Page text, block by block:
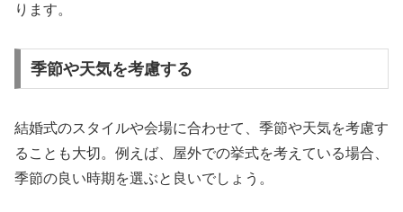
ります。
季節や天気を考慮する
結婚式のスタイルや会場に合わせて、季節や天気を考慮す
ることも大切。例えば、屋外での挙式を考えている場合、
季節の良い時期を選ぶと良いでしょう。